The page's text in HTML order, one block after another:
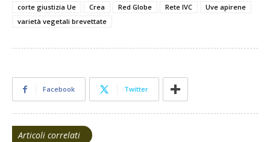
corte giustizia Ue
Crea Red Globe Rete IVC
Uve apirene
varietà vegetali brevettate
Facebook Twitter
Articoli correlati